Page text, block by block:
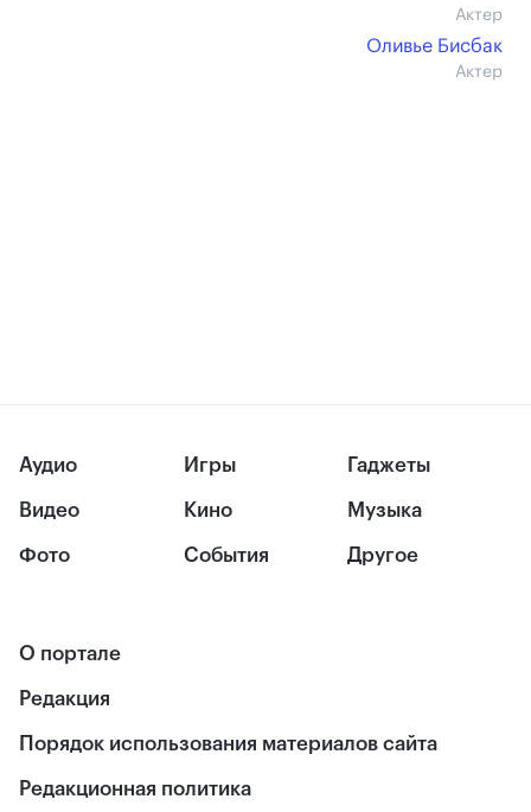
Актер
Оливье Бисбак
Актер
Аудио
Видео
Фото
Игры
Кино
События
Гаджеты
Музыка
Другое
О портале
Редакция
Порядок использования материалов сайта
Редакционная политика